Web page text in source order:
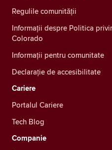
Regulile comunității
Informații despre Politica
Colorado
Informații pentru comunitate
Declarație de accesibilitate
Cariere
Portalul Cariere
Tech Blog
Companie